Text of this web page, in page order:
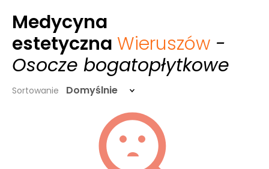
Medycyna
estetyczna Wieruszów -
Osocze bogatopłytkowe
Sortowanie Domyślnie